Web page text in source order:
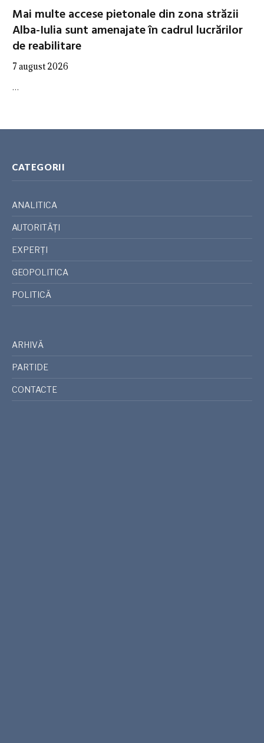
Mai multe accese pietonale din zona străzii
Alba-Iulia sunt amenajate în cadrul lucrărilor
de reabilitare
7 august 2026
…
CATEGORII
ANALITICA
AUTORITĂȚI
EXPERȚI
GEOPOLITICA
POLITICĂ
ARHIVĂ
PARTIDE
CONTACTE